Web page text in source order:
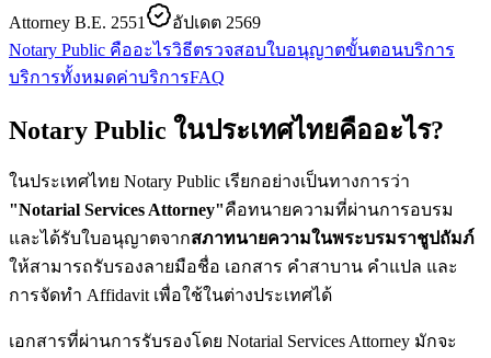
Attorney B.E. 2551
อัปเดต 2569
Notary Public คืออะไรวิธีตรวจสอบใบอนุญาตขั้นตอนบริการ
บริการทั้งหมดค่าบริการFAQ
Notary Public ในประเทศไทยคืออะไร?
ในประเทศไทย Notary Public เรียกอย่างเป็นทางการว่า
"Notarial Services Attorney"คือทนายความที่ผ่านการอบรม
และได้รับใบอนุญาตจากสภาทนายความในพระบรมราชูปถัมภ์
ให้สามารถรับรองลายมือชื่อ เอกสาร คำสาบาน คำแปล และ
การจัดทำ Affidavit เพื่อใช้ในต่างประเทศได้
เอกสารที่ผ่านการรับรองโดย Notarial Services Attorney มักจะ